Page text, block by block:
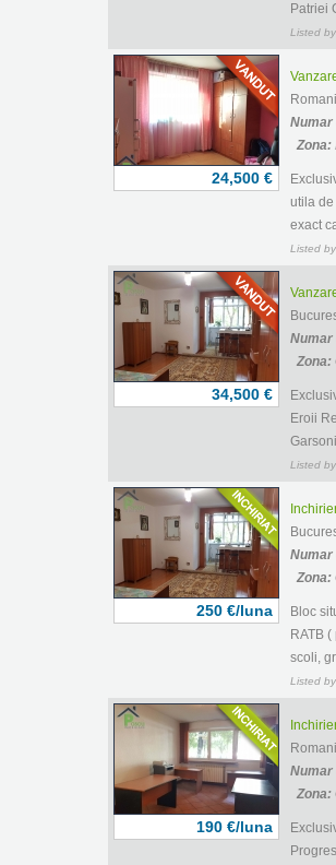
Patriei
Listed
24,500 €
Numar
Zona:
utila
exact
Listed
34,500 €
Numar
Zona:
Eroii
Listed
250 €/luna
Numar
Zona:
Bloc
RATB
scoli,
Listed
190 €/luna
Numar
Zona: